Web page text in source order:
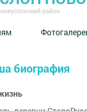
район
биография